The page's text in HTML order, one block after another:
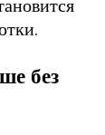
без